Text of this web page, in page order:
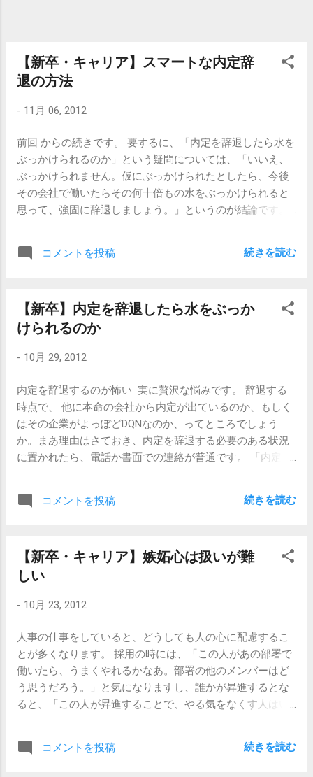
だよ。）」というものです。 これは、リク
すが、職業には貴賤はないが、人気の多寡
はもちろんあるわけなのです。 【関連記
事】 【無職】「刺身の上にタンポポのせる
仕事」
【新卒・キャリア】スマートな内定辞
退の方法
- 11月 06, 2012
前回 からの続きです。 要するに、「内定を辞退したら水を
ぶっかけられるのか」という疑問については、「いいえ、
ぶっかけられません。仮にぶっかけられたとしたら、今後
その会社で働いたらその何十倍もの水をぶっかけられると
思って、強固に辞退しましょう。」というのが結論です。
つ辞退する側もされる側も心の負担の少ない方法をご紹介
します。 1、メールを送る 「内定を辞退します。こういう
す」だけだと、「なぜですか？」と質問されて、説得にま
わられるので、理由は非常に重要です。 内定辞退の際に送
いるのでそちらを参考にするとよいと思いますが、特に理
ん。 文章にすることで、自分自身も考えが整理されます
し、相手にもあなたの決意が伝わりやすくなります。 メー
ルにあなたの電話番号等、連絡先を書くのも忘れずに。
2、5分程置く 震える手で送信ボタンを押したら、落ち着い
てゆっくり 一服しましょう。 3、電話する 電話します。
呼び出しをして、採用担当者が在席していた場合は、「内
定者の○○です。先ほどメールでもお送りさせて頂いたので
は、相手のペースにおまかせです。 一番いいのは、採用担
当者が電話口でメールを確認しながら話してくれるシチュ
細はメールで伝わりますので、あなたの決意の固さや辞退
の理由がネガティブではないことなどをスムーズに理解し
てくれる可能性が高まります。 相手がメールを確認せず
に、「理由を説明して！メールで断ろうなんて非常識じゃ
ないの？！」とかなんとか高圧的に出て来たら、「申し訳
ありません、電話だけだとうまく伝えられないかもしれな
いと思いましたので…」とかなんとか言いながら、送ったメ
担当者が不在だったとしたら...
コメントを投稿 続きを読む
【新卒】内定を辞退したら水をぶっか
けられるのか
- 10月 29, 2012
内定を辞退するのが怖い 実に贅沢な悩みです。 辞退する
時点で、 他に本命の会社から内定が出ているのか、もしく
はその企業がよっぽどDQNなのか、ってところでしょう
か。まあ理由はさておき、内定を辞退する必要のある状況
に置かれたら、電話か書面での連絡が普通です。 「内定の
トがありますが、 できればメールで欲しいなあ、というの
漏れずそうでしたが、採用担当者は、やれ面接だの、面談
だの、打ち合わせだの、席にいることが少ないです。あと3
かかってきて「内定を辞退させて頂きたく…」なんて話が始
てはいけません。説得どころではなくなってしまいます。
そして「ちょっと、ごめん、あとでかけ直すから。ゆっく
り話聞かせて。あ、無視しないで電話とってね。」なん
て、仕事中に別れ話を切り出されたかのような会話を電話
口で繰り広げることになります。 その点、メールであれば
をする態勢で折り返し電話をすることもできますし。です
コメントを投稿 続きを読む
【新卒・キャリア】嫉妬心は扱いが難
しい
- 10月 23, 2012
人事の仕事をしていると、どうしても人の心に配慮するこ
とが多くなります。 採用の時には、「この人があの部署で
働いたら、うまくやれるかなあ。部署の他のメンバーはど
う思うだろう。」と気になりますし、誰かが昇進するとな
ると、「この人が昇進することで、やる気をなくす人はい
誰かがその事実にマイナスの気持ちを抱こうが何しよう
が、その人を採用したり昇進させたりすることが会社にと
コメントを投稿 続きを読む